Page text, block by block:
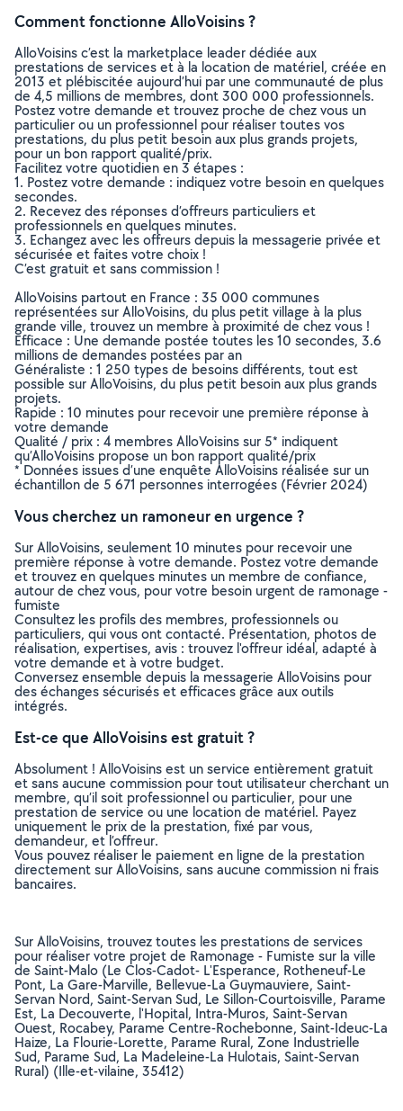
Comment fonctionne AlloVoisins ?
AlloVoisins c’est la marketplace leader dédiée aux
prestations de services et à la location de matériel, créée en
2013 et plébiscitée aujourd’hui par une communauté de plus
de 4,5 millions de membres, dont 300 000 professionnels.
Postez votre demande et trouvez proche de chez vous un
particulier ou un professionnel pour réaliser toutes vos
prestations, du plus petit besoin aux plus grands projets,
pour un bon rapport qualité/prix.
Facilitez votre quotidien en 3 étapes :
1. Postez votre demande : indiquez votre besoin en quelques
secondes.
2. Recevez des réponses d’offreurs particuliers et
professionnels en quelques minutes.
3. Echangez avec les offreurs depuis la messagerie privée et
sécurisée et faites votre choix !
C’est gratuit et sans commission !
AlloVoisins partout en France : 35 000 communes
représentées sur AlloVoisins, du plus petit village à la plus
grande ville, trouvez un membre à proximité de chez vous !
Efficace : Une demande postée toutes les 10 secondes, 3.6
millions de demandes postées par an
Généraliste : 1 250 types de besoins différents, tout est
possible sur AlloVoisins, du plus petit besoin aux plus grands
projets.
Rapide : 10 minutes pour recevoir une première réponse à
votre demande
Qualité / prix : 4 membres AlloVoisins sur 5* indiquent
qu’AlloVoisins propose un bon rapport qualité/prix
* Données issues d’une enquête AlloVoisins réalisée sur un
échantillon de 5 671 personnes interrogées (Février 2024)
Vous cherchez un ramoneur en urgence ?
Sur AlloVoisins, seulement 10 minutes pour recevoir une
première réponse à votre demande. Postez votre demande
et trouvez en quelques minutes un membre de confiance,
autour de chez vous, pour votre besoin urgent de ramonage -
fumiste
Consultez les profils des membres, professionnels ou
particuliers, qui vous ont contacté. Présentation, photos de
réalisation, expertises, avis : trouvez l'offreur idéal, adapté à
votre demande et à votre budget.
Conversez ensemble depuis la messagerie AlloVoisins pour
des échanges sécurisés et efficaces grâce aux outils
intégrés.
Est-ce que AlloVoisins est gratuit ?
Absolument ! AlloVoisins est un service entièrement gratuit
et sans aucune commission pour tout utilisateur cherchant un
membre, qu’il soit professionnel ou particulier, pour une
prestation de service ou une location de matériel. Payez
uniquement le prix de la prestation, fixé par vous,
demandeur, et l’offreur.
Vous pouvez réaliser le paiement en ligne de la prestation
directement sur AlloVoisins, sans aucune commission ni frais
bancaires.
Sur AlloVoisins, trouvez toutes les prestations de services
pour réaliser votre projet de Ramonage - Fumiste sur la ville
de Saint-Malo (Le Clos-Cadot- L'Esperance, Rotheneuf-Le
Pont, La Gare-Marville, Bellevue-La Guymauviere, Saint-
Servan Nord, Saint-Servan Sud, Le Sillon-Courtoisville, Parame
Est, La Decouverte, l'Hopital, Intra-Muros, Saint-Servan
Ouest, Rocabey, Parame Centre-Rochebonne, Saint-Ideuc-La
Haize, La Flourie-Lorette, Parame Rural, Zone Industrielle
Sud, Parame Sud, La Madeleine-La Hulotais, Saint-Servan
Rural) (Ille-et-vilaine, 35412)